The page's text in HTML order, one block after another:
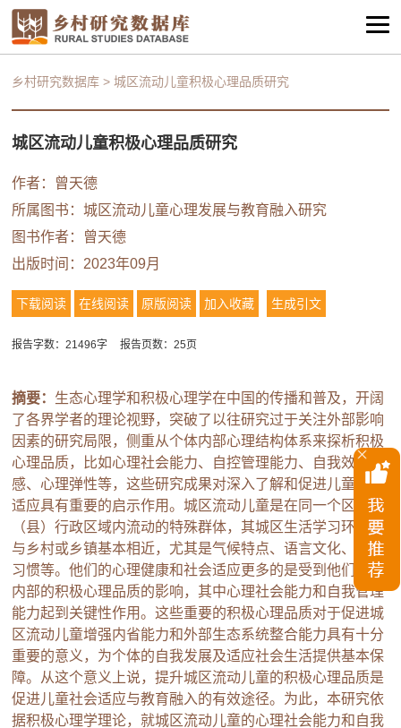
乡村研究数据库 >城区流动儿童积极心理品质研究
城区流动儿童积极心理品质研究
作者： 曾天德
所属图书：城区流动儿童心理发展与教育融入研究
图书作者： 曾天德
出版时间：2023年09月
下载阅读 在线阅读 原版阅读 加入收藏 生成引文
报告字数：21496字 报告页数：25页
摘要： 生态心理学和积极心理学在中国的传播和普及，开阔
了各界学者的理论视野，突破了以往研究过于关注外部影响
因素的研究局限，侧重从个体内部心理结构体系来探析积极
心理品质，比如心理社会能力、自控管理能力、自我效能
感、心理弹性等，这些研究成果对深入了解和促进儿童社会
适应具有重要的启示作用。城区流动儿童是在同一个区
（县）行政区域内流动的特殊群体，其城区生活学习环境，
与乡村或乡镇基本相近，尤其是气候特点、语言文化、风俗
习惯等。他们的心理健康和社会适应更多的是受到他们自身
内部的积极心理品质的影响，其中心理社会能力和自我管理
能力起到关键性作用。这些重要的积极心理品质对于促进城
区流动儿童增强内省能力和外部生态系统整合能力具有十分
重要的意义，为个体的自我发展及适应社会生活提供基本保
障。从这个意义上说，提升城区流动儿童的积极心理品质是
促进儿童社会适应与教育融入的有效途径。为此，本研究依
据积极心理学理论，就城区流动儿童的心理社会能力和自我